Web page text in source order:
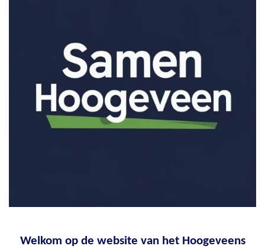
Welkom op de website van het Hoogeveens